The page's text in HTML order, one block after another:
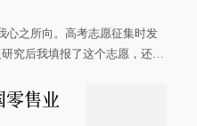
心之所向。高考志愿征集时发
究后我填报了这个志愿，还真
的录取通知书。
零售业